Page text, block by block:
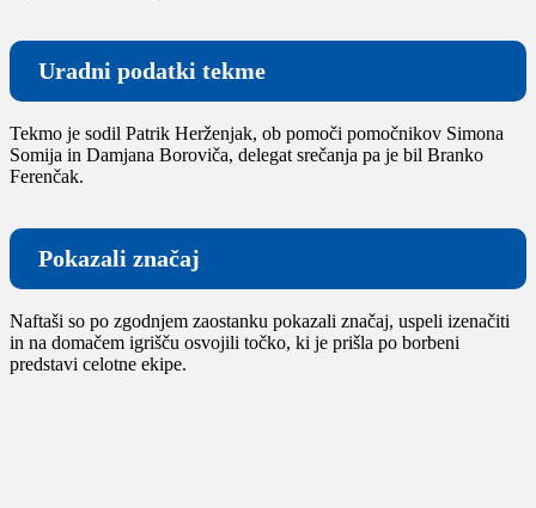
Uradni podatki tekme
Tekmo je sodil Patrik Herženjak, ob pomoči pomočnikov Simona
Somija in Damjana Boroviča, delegat srečanja pa je bil Branko
Ferenčak.
Pokazali značaj
Naftaši so po zgodnjem zaostanku pokazali značaj, uspeli izenačiti
in na domačem igrišču osvojili točko, ki je prišla po borbeni
predstavi celotne ekipe.